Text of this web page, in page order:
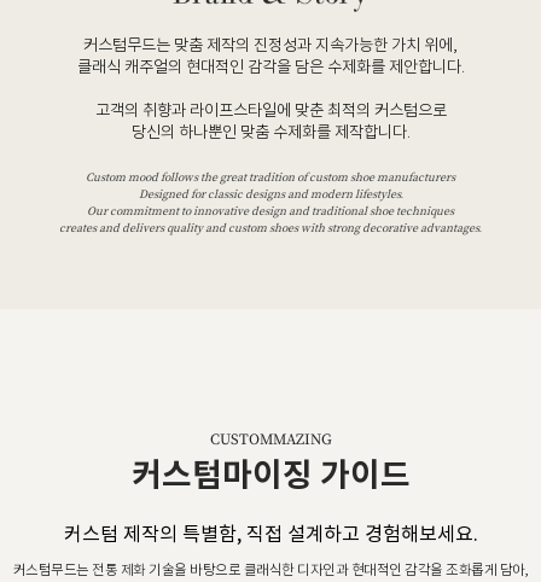
커스텀무드는 맞춤 제작의 진정성과 지속가능한 가치 위에,
클래식 캐주얼의 현대적인 감각을 담은 수제화를 제안합니다.
고객의 취향과 라이프스타일에 맞춘 최적의 커스텀으로
당신의 하나뿐인 맞춤 수제화를 제작합니다.
Custom mood follows the great tradition of custom shoe manufacturers
Designed for classic designs and modern lifestyles.
Our commitment to innovative design and traditional shoe techniques
creates and delivers quality and custom shoes with strong decorative advantages.
CUSTOMMAZING
커스텀마이징 가이드
커스텀 제작의 특별함, 직접 설계하고 경험해보세요.
커스텀무드는 전통 제화 기술을 바탕으로 클래식한 디자인과 현대적인 감각을 조화롭게 담아,